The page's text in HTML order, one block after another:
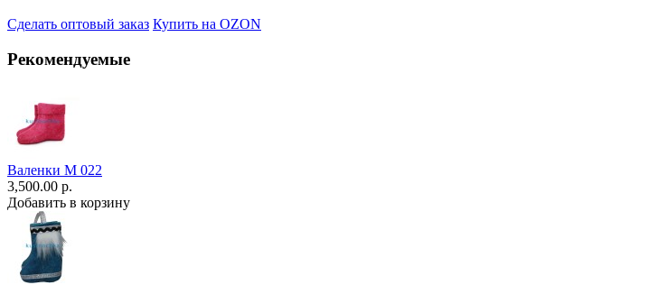
Сделать оптовый заказ Купить на OZON
Рекомендуемые
Валенки М 022
3,500.00 р.
Добавить в корзину